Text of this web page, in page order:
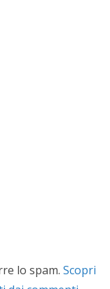
lo spam. Scopri